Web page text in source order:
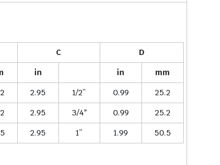
C
D
in in
mm
2.95 1/2” 0.99
25.2
2.95 3/4″ 0.99
25.2
2.95 1” 1.99 50.5